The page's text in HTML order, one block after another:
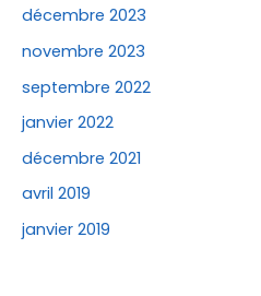
décembre 2023
novembre 2023
septembre 2022
janvier 2022
décembre 2021
avril 2019
janvier 2019